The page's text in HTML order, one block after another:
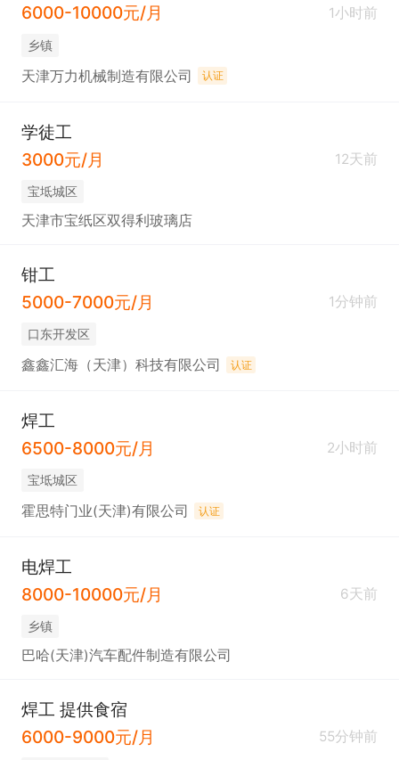
6000-10000元/月 1小时前
乡镇
天津万力机械制造有限公司 认证
学徒工
3000元/月
12天前
宝坻城区
天津市宝纸区双得利玻璃店
钳工
5000-7000元/月
1分钟前
口东开发区
鑫鑫汇海（天津）科技有限公司 认证
焊工
6500-8000元/月
2小时前
宝坻城区
霍思特门业(天津)有限公司 认证
电焊工
8000-10000元/月
6天前
乡镇
巴哈(天津)汽车配件制造有限公司
焊工 提供食宿
6000-9000元/月
55分钟前